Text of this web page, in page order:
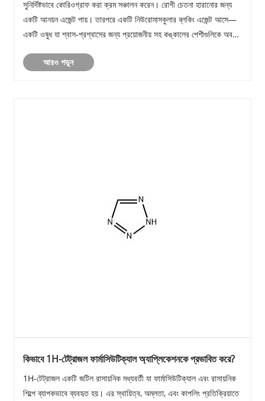
সুনির্দিষ্টভাবে কোরিওগ্রাফ করা ক্রম সঞ্চালন করেন। রোগী চেতনা হারানোর জন্য
একটি আনয়ন এজেন্ট পায়। তারপরে একটি নিউরোমাসকুলার ব্লকিং এজেন্ট আসে—
একটি ওষুধ যা শ্বাস-প্রশ্বাসের জন্য প্রয়োজনীয় সহ কঙ্কালের পেশীগুলিকে অবশ
আরও পড়ুন
কিভাবে 1H-টেট্রাজল ফার্মাসিউটিক্যাল অ্যাপ্লিকেশনকে প্রভাবিত করে?
1H-টেট্রাজল একটি জটিল রাসায়নিক মধ্যবর্তী যা ফার্মাসিউটিক্যাল এবং রাসায়নিক
শিল্পে ব্যাপকভাবে ব্যবহৃত হয়। এর স্থায়িত্ব, অম্লতা, এবং কাপলিং প্রতিক্রিয়াতে